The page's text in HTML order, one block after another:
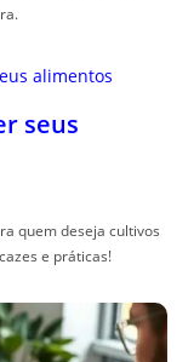
seus
quem deseja cultivos
e práticas!